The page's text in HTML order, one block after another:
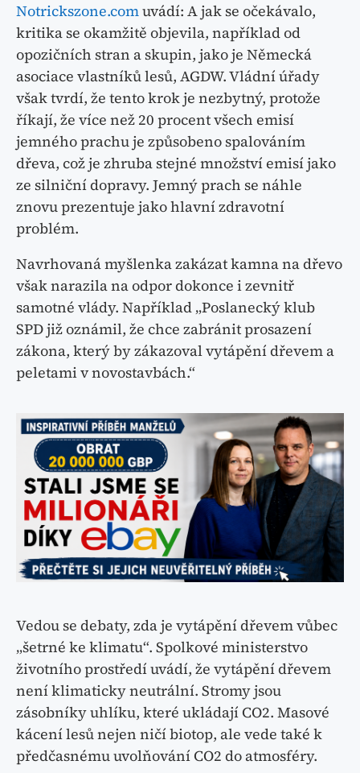
Notrickszone.comuvádí: A jak se očekávalo,
kritika se okamžitě objevila, například od
opozičních stran a skupin, jako je Německá
asociace vlastníků lesů, AGDW. Vládní úřady
však tvrdí, že tento krok je nezbytný, protože
říkají, že více než 20 procent všech emisí
jemného prachu je způsobeno spalováním
dřeva, což je zhruba stejné množství emisí jako
ze silniční dopravy. Jemný prach se náhle
znovu prezentuje jako hlavní zdravotní
problém.
Navrhovaná myšlenka zakázat kamna na dřevo
však narazila na odpor dokonce i zevnitř
samotné vlády. Například „Poslanecký klub
SPD již oznámil, že chce zabránit prosazení
zákona, který by zákazoval vytápění dřevem a
peletami v novostavbách.“
Vedou se debaty, zda je vytápění dřevem vůbec
„šetrné ke klimatu“. Spolkové ministerstvo
životního prostředí uvádí, že vytápění dřevem
není klimaticky neutrální. Stromy jsou
zásobníky uhlíku, které ukládají CO2. Masové
kácení lesů nejen ničí biotop, ale vede také k
předčasnému uvolňování CO2 do atmosféry.